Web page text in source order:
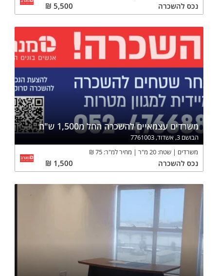
נכס להשכרה 5,500
₪
משרדים עצמאיים להשכרה החל מ1,500 ש"ח
הבושם 3, אשדוד, 7761003
משרדים
שטח: 20 מ"ר מחיר למ"ר: 75
₪
נכס להשכרה 1,500
₪